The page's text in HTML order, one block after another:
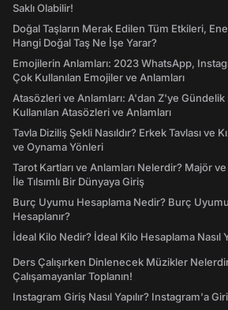
Saklı Olabilir!
Doğal Taşların Merak Edilen Tüm Etkileri,
Hangi Doğal Taş Ne İşe Yarar?
Emojilerin Anlamları: 2023 WhatsApp,
Çok Kullanılan Emojiler ve Anlamları
Atasözleri ve Anlamları: A'dan Z'ye Gündelik
Kullanılan Atasözleri ve Anlamları
Tavla Diziliş Şekli Nasıldır? Erkek Tavlası ve
ve Oynama Yönleri
Tarot Kartları ve Anlamları Nelerdir? Majör
İle Tılsımlı Bir Dünyaya Giriş
Burç Uyumu Hesaplama Nedir? Burç
Hesaplanır?
İdeal Kilo Nedir? İdeal Kilo Hesaplama Nasıl
Ders Çalışırken Dinlenecek Müzikler
Çalışamayanlar Toplanın!
Instagram Giriş Nasıl Yapılır? Instagram'a